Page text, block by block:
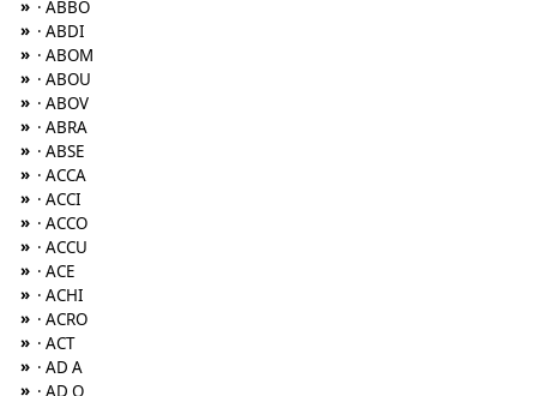
» · ABBO
» · ABDI
» · ABOM
» · ABOU
» · ABOV
» · ABRA
» · ABSE
» · ACCA
» · ACCI
» · ACCO
» · ACCU
» · ACE
» · ACHI
» · ACRO
» · ACT
» · AD A
» · AD O